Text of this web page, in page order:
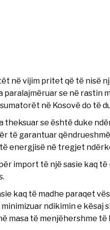
në vijim pritet që të nisë
paralajmëruar se në rastin
në Kosovë do të
theksuar se është duke
të garantuar
energjisë në tregjet
import të një sasie kaq të
kaq të madhe paraqet
ndikimin e kësaj
masa të menjëhershme